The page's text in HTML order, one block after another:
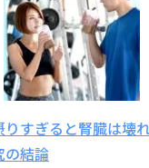
りすぎると腎臓は壊
の結論